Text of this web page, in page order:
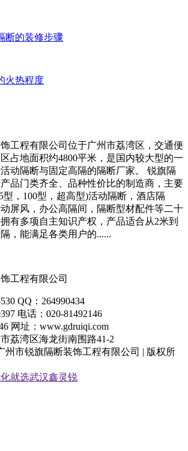
断的装修步骤
火热程度
工程有限公司位于广州市荔湾区，交通便
占地面积约4800平米，是国内较大型的一
动隔断与固定高隔的隔断厂家。 锐旗隔
品门类齐全、品种性价比的制造商，主要
型，100型，超高型)活动隔断，酒店隔
屏风，办公高隔间，隔断型材配件等二十
有多项自主知识产权，产品适合从2米到
，能满足各类用户的......
工程有限公司
QQ：264990434
电话：020-81492146
网址：www.gdruiqi.com
荔湾区海龙街南围路41-2
州市锐旗隔断装饰工程有限公司 | 版权所
就选武汉鑫灵锐